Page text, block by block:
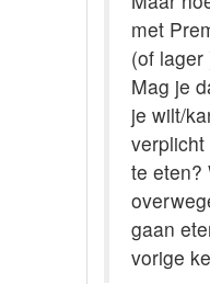
met
(of
Mag je
je wilt/
te eten?
gaan
vorige